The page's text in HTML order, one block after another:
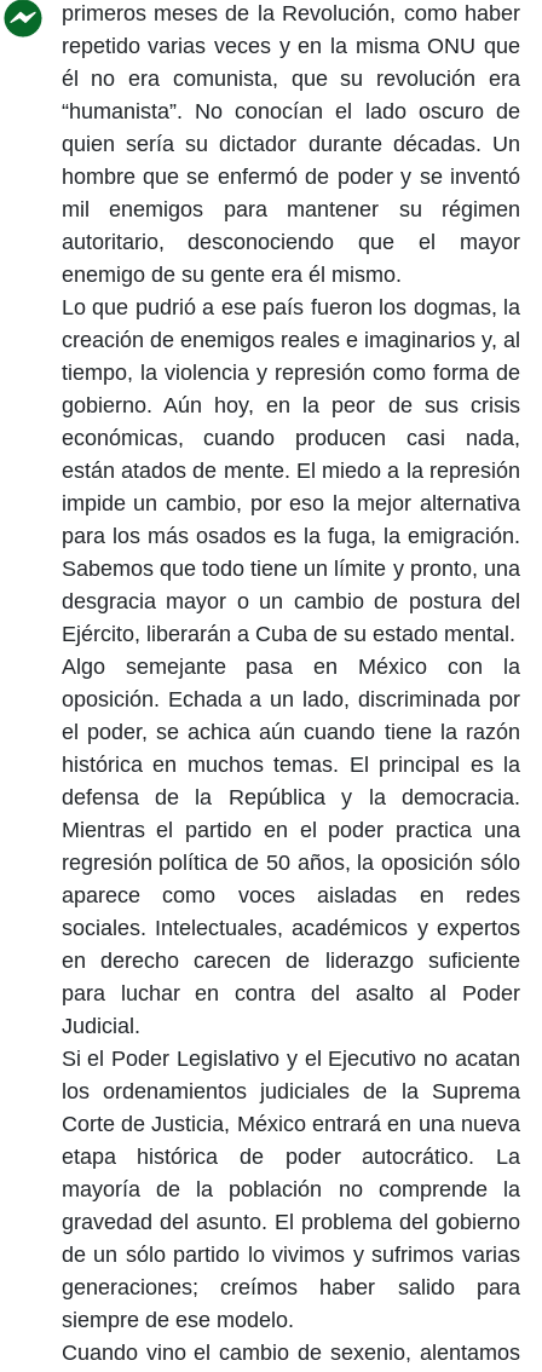
primeros meses de la Revolución, como haber
repetido varias veces y en la misma ONU que
él no era comunista, que su revolución era
“humanista”. No conocían el lado oscuro de
quien sería su dictador durante décadas. Un
hombre que se enfermó de poder y se inventó
mil enemigos para mantener su régimen
autoritario, desconociendo que el mayor
enemigo de su gente era él mismo.
Lo que pudrió a ese país fueron los dogmas, la
creación de enemigos reales e imaginarios y, al
tiempo, la violencia y represión como forma de
gobierno. Aún hoy, en la peor de sus crisis
económicas, cuando producen casi nada,
están atados de mente. El miedo a la represión
impide un cambio, por eso la mejor alternativa
para los más osados es la fuga, la emigración.
Sabemos que todo tiene un límite y pronto, una
desgracia mayor o un cambio de postura del
Ejército, liberarán a Cuba de su estado mental.
Algo semejante pasa en México con la
oposición. Echada a un lado, discriminada por
el poder, se achica aún cuando tiene la razón
histórica en muchos temas. El principal es la
defensa de la República y la democracia.
Mientras el partido en el poder practica una
regresión política de 50 años, la oposición sólo
aparece como voces aisladas en redes
sociales. Intelectuales, académicos y expertos
en derecho carecen de liderazgo suficiente
para luchar en contra del asalto al Poder
Judicial.
Si el Poder Legislativo y el Ejecutivo no acatan
los ordenamientos judiciales de la Suprema
Corte de Justicia, México entrará en una nueva
etapa histórica de poder autocrático. La
mayoría de la población no comprende la
gravedad del asunto. El problema del gobierno
de un sólo partido lo vivimos y sufrimos varias
generaciones; creímos haber salido para
siempre de ese modelo.
Cuando vino el cambio de sexenio, alentamos